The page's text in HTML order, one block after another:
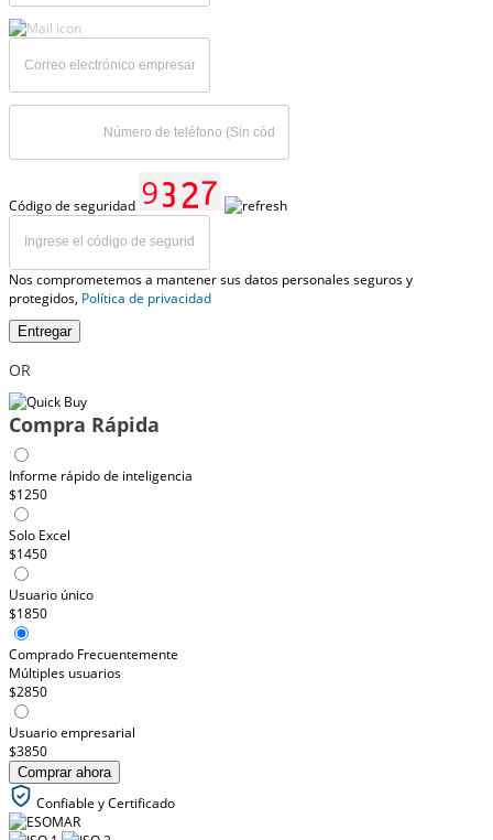
Código de seguridad
Nos comprometemos a mantener sus datos personales seguros y
protegidos, Política de privacidad
Entregar
OR
Compra Rápida
Informe rápido de inteligencia
$1250
Solo Excel
$1450
Usuario único
$1850
Comprado Frecuentemente
Múltiples usuarios
$2850
Usuario empresarial
$3850
Comprar ahora
Confiable y Certificado